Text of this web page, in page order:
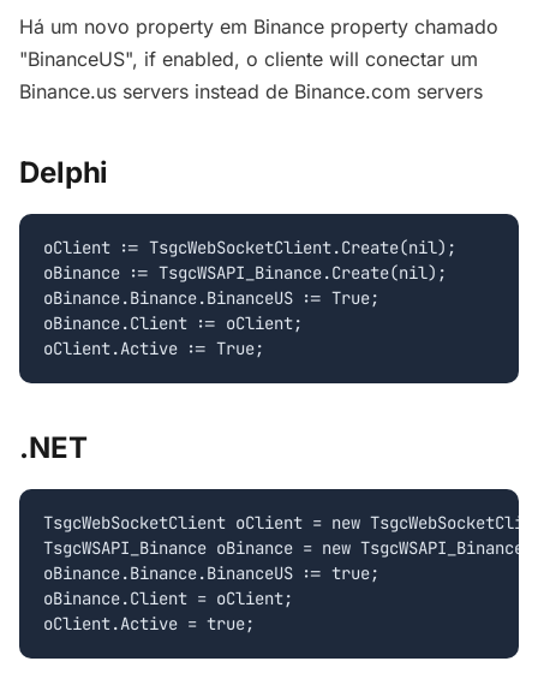
Há um novo property em Binance property chamado
"BinanceUS", if enabled, o cliente will conectar um
Binance.us servers instead de Binance.com servers
Delphi
oClient := TsgcWebSocketClient.Create(nil);
oBinance := TsgcWSAPI_Binance.Create(nil);
oBinance.Binance.BinanceUS := True;
oBinance.Client := oClient;
.NET
TsgcWebSocketClient oClient = new
TsgcWSAPI_Binance oBinance = new
oBinance.Binance.BinanceUS := true;
oBinance.Client = oClient;